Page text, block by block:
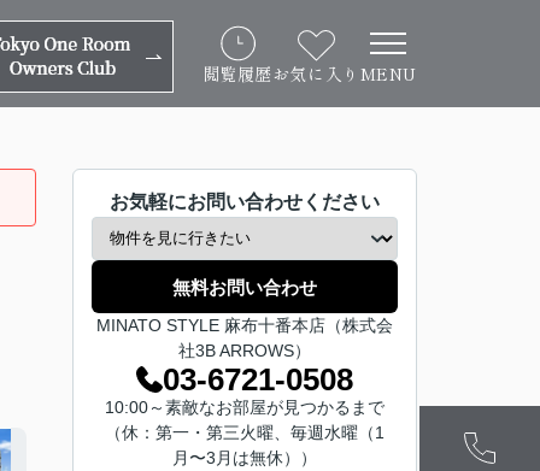
閲覧履歴お気に入り MENU
麻布十番本
お気軽にお問い合わせください
無料お問い合わせ
MINATO STYLE 麻布十番本店（株式会
社3B ARROWS）
03-6721-0508
10:00～素敵なお部屋が見つかるまで
（休：第一・第三火曜、毎週水曜（1
月〜3月は無休））